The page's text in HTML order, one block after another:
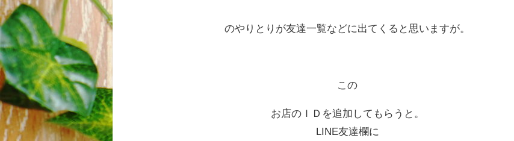
のやりとりが友達一覧などに出てくると思いますが。
この
お店のＩＤを追加してもらうと。
LINE友達欄に